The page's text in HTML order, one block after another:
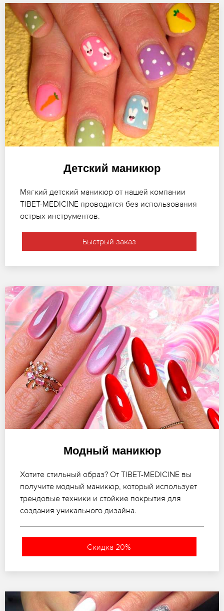
Детский маникюр
Мягкий детский маникюр от нашей компании
TIBET-MEDICINE проводится без использования
острых инструментов.
Быстрый заказ
Модный маникюр
Хотите стильный образ? От TIBET-MEDICINE вы
получите модный маникюр, который использует
трендовые техники и стойкие покрытия для
создания уникального дизайна.
Скидка 20%